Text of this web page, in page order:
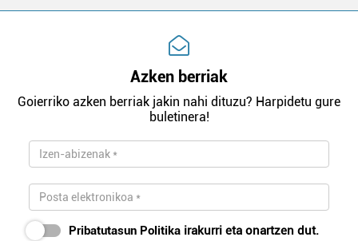
Azken berriak
Goierriko azken berriak jakin nahi dituzu? Harpidetu gure
buletinera!
Pribatutasun Politika irakurri eta onartzen dut.